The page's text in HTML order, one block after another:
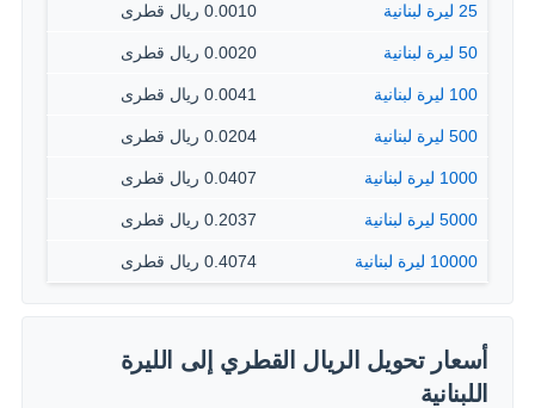
25 ليرة لبنانية 0.0010 ريال قطرى
50 ليرة لبنانية 0.0020 ريال قطرى
100 ليرة لبنانية 0.0041 ريال قطرى
500 ليرة لبنانية 0.0204 ريال قطرى
1000 ليرة لبنانية 0.0407 ريال قطرى
5000 ليرة لبنانية 0.2037 ريال قطرى
10000 ليرة لبنانية 0.4074 ريال قطرى
أسعار تحويل الريال القطري إلى الليرة
اللبنانية